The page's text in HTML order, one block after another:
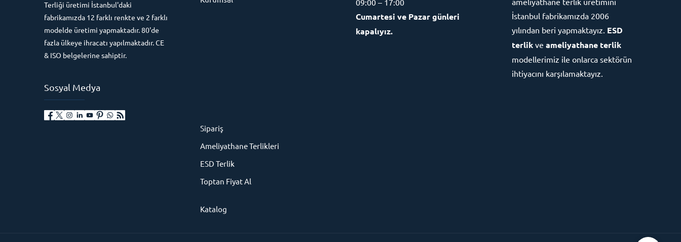
Terliği üretimi İstanbul'daki
fabrikamızda 12 farklı renkte ve 2 farklı
modelde üretimi yapmaktadır. 80'de
fazla ülkeye ihracatı yapılmaktadır. CE
& ISO belgelerine sahiptir.
Sosyal Medya
Sipariş
Ameliyathane Terlikleri
ESD Terlik
Toptan Fiyat Al
Katalog
Cumartesi ve Pazar günleri
kapalıyız.
İstanbul fabrikamızda 2006
yılından beri yapmaktayız. ESD
terlikve ameliyathane terlik
modellerimiz ile onlarca sektörün
ihtiyacını karşılamaktayız.